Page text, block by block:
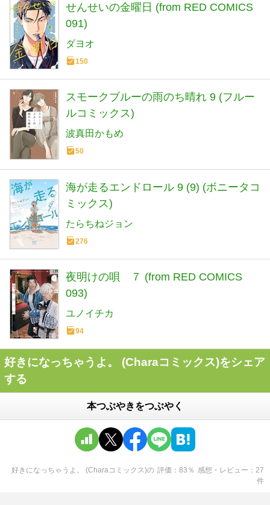
せんせいの金曜日 (from RED COMICS
091)
ダヨオ
150
スモークブルーの雨のち晴れ 9 (フルー
ルコミックス)
波真田かもめ
50
海が走るエンドロール 9 (9) (ボニータコ
ミックス)
たらちねジョン
276
夜明けの唄 ７ (from RED COMICS
093)
ユノイチカ
94
好きになっちゃうよ。 (Charaコミックス)をシェア
する
本つぶやきをつぶやく
好きになっちゃうよ。 (Charaコミックス)の 評価 83 ％ 感想・レビュー
27
件